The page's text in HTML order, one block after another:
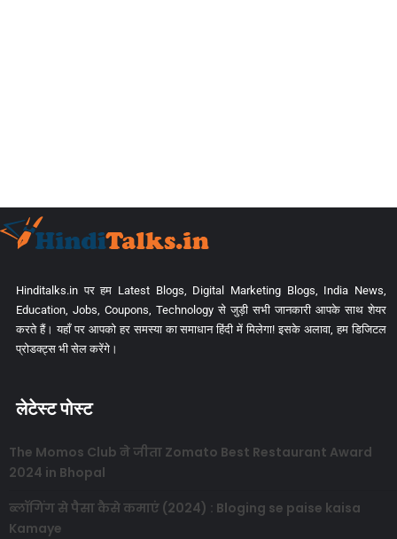
Hinditalks.in पर हम Latest Blogs, Digital Marketing Blogs, India News,
Education, Jobs, Coupons, Technology से जुड़ी सभी जानकारी आपके साथ शेयर
करते हैं। यहाँ पर आपको हर समस्या का समाधान हिंदी में मिलेगा! इसके अलावा, हम डिजिटल
प्रोडक्ट्स भी सेल करेंगे।
लेटेस्ट पोस्ट
The Momos Club ने जीता Zomato Best Restaurant Award
2024 in Bhopal
ब्लॉगिंग से पैसा कैसे कमाएं (2024) : Bloging se paise kaisa
Kamaye